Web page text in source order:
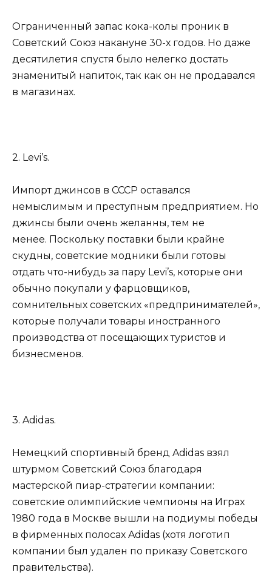
Ограниченный запас кока-колы проник в
Советский Союз накануне 30-х годов. Но даже
десятилетия спустя было нелегко достать
знаменитый напиток, так как он не продавался
в магазинах.
2. Levi’s.
Импорт джинсов в СССР оставался
немыслимым и преступным предприятием. Но
джинсы были очень желанны, тем не
менее. Поскольку поставки были крайне
скудны, советские модники были готовы
отдать что-нибудь за пару Levi’s, которые они
обычно покупали у фарцовщиков,
сомнительных советских «предпринимателей»,
которые получали товары иностранного
производства от посещающих туристов и
бизнесменов.
3. Adidas.
Немецкий спортивный бренд Adidas взял
штурмом Советский Союз благодаря
мастерской пиар-стратегии компании:
советские олимпийские чемпионы на Играх
1980 года в Москве вышли на подиумы победы
в фирменных полосах Adidas (хотя логотип
компании был удален по приказу Советского
правительства).